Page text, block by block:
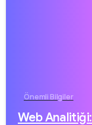
Önemli Bilgiler
Web